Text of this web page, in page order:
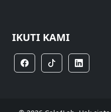
IKUTI KAMI